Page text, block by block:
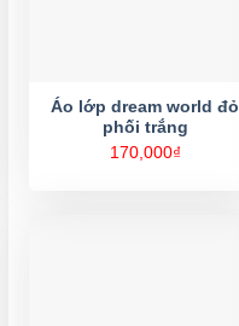
Áo lớp dream world đỏ
phối trắng
170,000₫